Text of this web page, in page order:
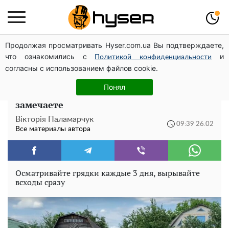
Продолжая просматривать Hyser.com.ua Вы подтверждаете,
что ознакомились с
Политикой конфиденциальности
и
согласны с использованием файлов cookie.
Понял
Голая Елена Тополя в интересных позах заставила
отвисать челюсти: слив видео – было только началом
Коварный враг огорода: как эта трава
уничтожает ваш урожай, а вы и не
замечаете
Вікторія Паламарчук
Все материалы автора
09:39 26.02
Осматривайте грядки каждые 3 дня, вырывайте
всходы сразу